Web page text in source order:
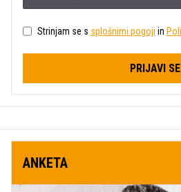
Strinjam se s splošnimi pogoji in
PRIJAVI SE
ANKETA